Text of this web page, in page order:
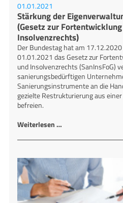
01.01.2021
Stärkung der
(Gesetz zur
Insolvenzrechts)
Der Bundestag hat am
01.01.2021 das Gesetz zur
und Insolvenzrechts (SanInsFoG)
sanierungsbedürftigen
Sanierungsinstrumente an die
gezielte Restrukturierung aus
befreien.
Weiterlesen …